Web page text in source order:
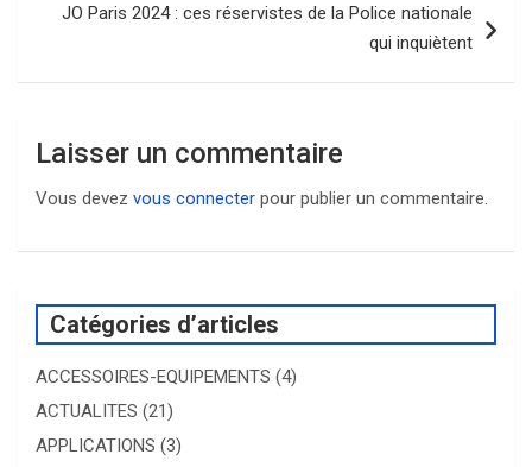
JO Paris 2024 : ces réservistes de la Police nationale
qui inquiètent
Laisser un commentaire
Vous devez vous connecter pour publier un commentaire.
Catégories d’articles
ACCESSOIRES-EQUIPEMENTS (4)
ACTUALITES (21)
APPLICATIONS (3)